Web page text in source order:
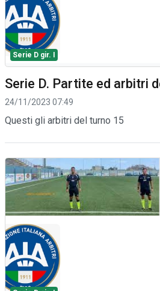
Serie D gir. I
Serie D. Partite ed arbitri
24/11/2023 07:49
Questi gli arbitri del turno 15